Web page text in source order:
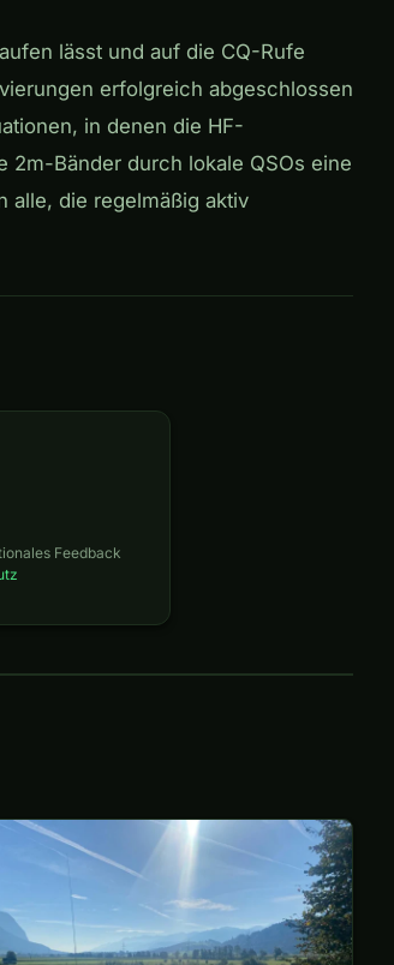
lässt und auf die CQ-Rufe
erfolgreich abgeschlossen
in denen die HF-
Bänder durch lokale QSOs eine
alle, die regelmäßig aktiv
Feedback